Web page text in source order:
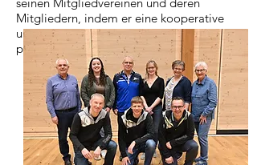
Mitgliedern, indem er eine kooperative
und kameradschaftliche Zusammenarbeit
pflegt.